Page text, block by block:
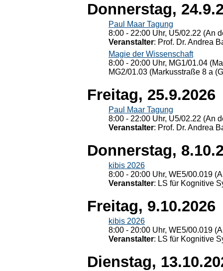
Donnerstag,
Paul Maar Tagung
8:00 - 22:00 Uhr, U5/02.22 (An
Veranstalter: Prof. Dr. Andrea
Magie der Wissenschaft
8:00 - 20:00 Uhr, MG1/01.04
MG2/01.03 (Markusstraße 8 a
Freitag, 25.9.2026
Paul Maar Tagung
8:00 - 22:00 Uhr, U5/02.22 (An
Veranstalter: Prof. Dr. Andrea
Donnerstag,
kibis 2026
8:00 - 20:00 Uhr, WE5/00.019
Veranstalter: LS für Kognitive
Freitag, 9.10.2026
kibis 2026
8:00 - 20:00 Uhr, WE5/00.019
Veranstalter: LS für Kognitive
Dienstag,